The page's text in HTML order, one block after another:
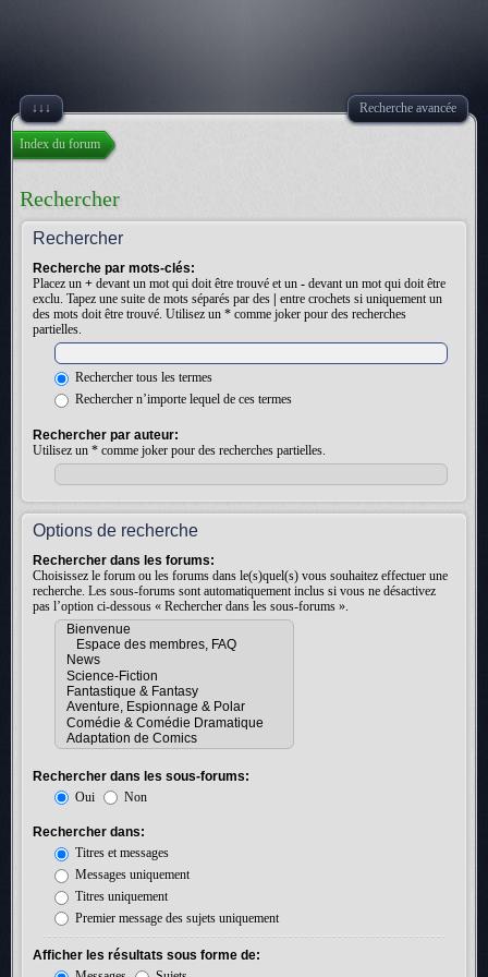
↓↓↓ Recherche avancée
Index du forum
Rechercher
Rechercher
Recherche par mots-clés:
Placez un + devant un mot qui doit être trouvé et un - devant un mot qui doit être
exclu. Tapez une suite de mots séparés par des
entre crochets si uniquement un
des mots doit être trouvé. Utilisez un * comme joker pour des recherches
partielles.
Rechercher tous les termes
Rechercher n’importe lequel de ces termes
Rechercher par auteur:
Utilisez un * comme joker pour des recherches partielles.
Options de recherche
Rechercher dans les forums:
Choisissez le forum ou les forums dans le(s)quel(s) vous souhaitez effectuer une
recherche. Les sous-forums sont automatiquement inclus si vous ne désactivez
pas l’option ci-dessous « Rechercher dans les sous-forums ».
Rechercher dans les sous-forums:
Oui
Non
Rechercher dans:
Titres et messages
Messages uniquement
Titres uniquement
Premier message des sujets uniquement
Afficher les résultats sous forme de: